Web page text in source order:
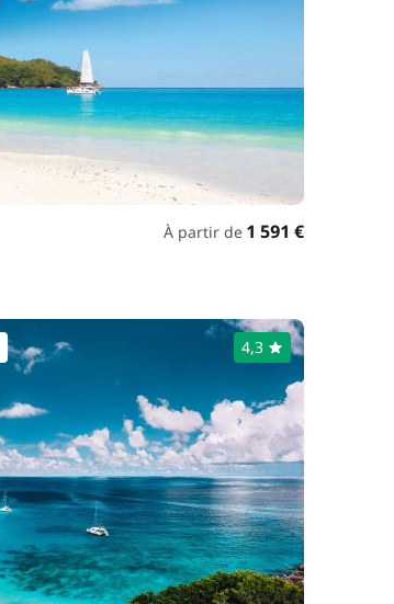
À partir de 1 591 €
4,3